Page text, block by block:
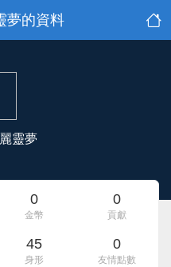
夢的資料
靈夢
0
金幣
0
貢獻
45
身形
0
友情點數